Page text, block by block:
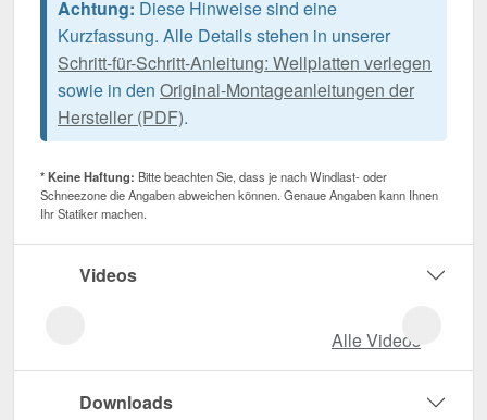
Achtung: Diese Hinweise sind eine
Kurzfassung. Alle Details stehen in unserer
Schritt-für-Schritt-Anleitung: Wellplatten verlegen
sowie in den Original-Montageanleitungen der
Hersteller (PDF).
* Keine Haftung: Bitte beachten Sie, dass je nach Windlast- oder
Schneezone die Angaben abweichen können. Genaue Angaben kann Ihnen
Ihr Statiker machen.
Videos
Alle Videos
Downloads